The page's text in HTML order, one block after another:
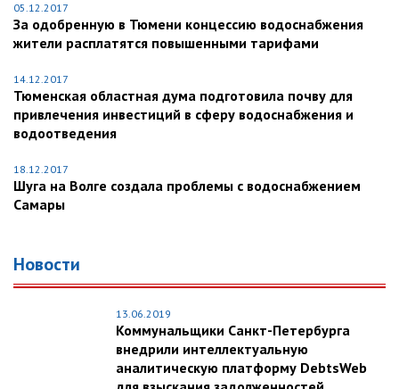
05.12.2017
За одобренную в Тюмени концессию водоснабжения
жители расплатятся повышенными тарифами
14.12.2017
Тюменская областная дума подготовила почву для
привлечения инвестиций в сферу водоснабжения и
водоотведения
18.12.2017
Шуга на Волге создала проблемы с водоснабжением
Самары
Новости
13.06.2019
Коммунальщики Санкт-Петербурга
внедрили интеллектуальную
аналитическую платформу DebtsWeb